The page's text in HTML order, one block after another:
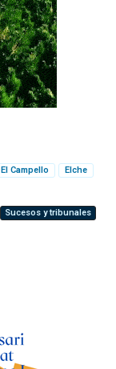
El Campello Elche
Sucesos y tribunales